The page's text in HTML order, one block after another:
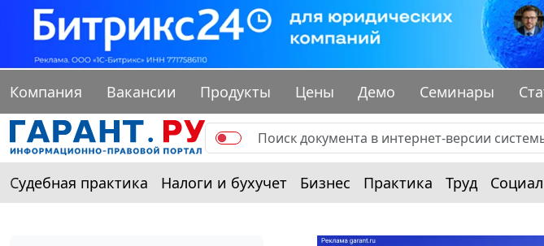
Компания Вакансии Продукты Цены Демо Семинары
Судебная практика Налоги и бухучет Бизнес Практика Труд